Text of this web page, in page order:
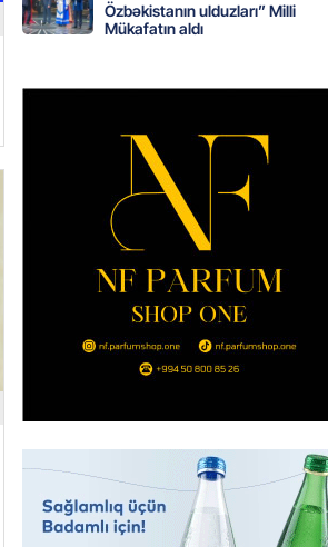
Bu agentlikdə sədr müavinini AZCON
təyin edəcək
Azərbaycan Ukraynaya qaz tədarük
etməyə hazırdır – Ceyhun Bayramov
- 14:45
Prezident Əliyev 2 diplomatı geri çağırdı
- 14:30
imiş
06.08.2026- 14:15 81
MANŞET
Sarkisyanın əmlakı müsadirə EDİLDİ
Özbəkistanın ulduzları” Milli
Mükafatın aldı